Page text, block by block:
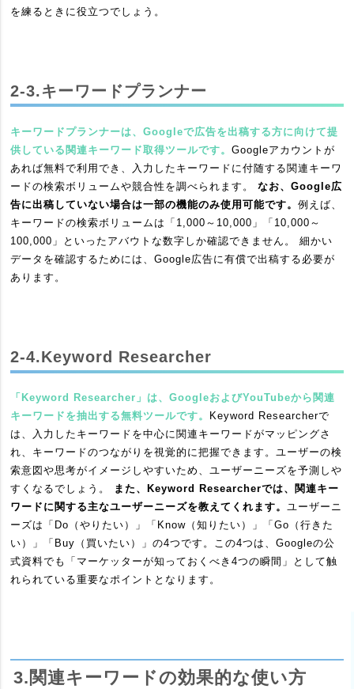
を練るときに役立つでしょう。
2-3.キーワードプランナー
キーワードプランナーは、Googleで広告を出稿する方に向けて提
供している関連キーワード取得ツールです。Googleアカウントが
あれば無料で利用でき、入力したキーワードに付随する関連キーワ
ードの検索ボリュームや競合性を調べられます。なお、Google広
告に出稿していない場合は一部の機能のみ使用可能です。例えば、
キーワードの検索ボリュームは「1,000～10,000」「10,000～
100,000」といったアバウトな数字しか確認できません。 細かい
データを確認するためには、Google広告に有償で出稿する必要が
あります。
2-4.Keyword Researcher
「Keyword Researcher」は、GoogleおよびYouTubeから関連
キーワードを抽出する無料ツールです。
Keyword Researcherで
は、入力したキーワードを中心に関連キーワードがマッピングさ
れ、キーワードのつながりを視覚的に把握できます。ユーザーの検
索意図や思考がイメージしやすいため、ユーザーニーズを予測しや
すくなるでしょう。
また、Keyword Researcherでは、関連キー
ワードに関する主なユーザーニーズを教えてくれます。ユーザーニ
ーズは「Do（やりたい）」「Know（知りたい）」「Go（行きた
い）」「Buy（買いたい）」の4つです。この4つは、Googleの公
式資料でも「マーケッターが知っておくべき4つの瞬間」として触
れられている重要なポイントとなります。
3.​関連キーワードの効果的な使い方